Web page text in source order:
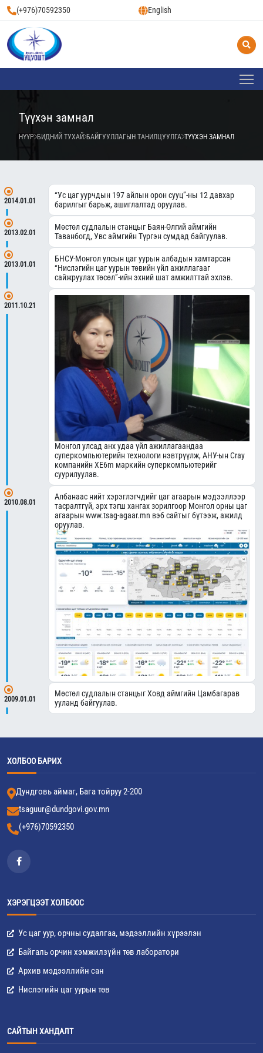
(+976)70592350 English
Түүхэн замнал
НҮҮР БИДНИЙ ТУХАЙ БАЙГУУЛЛАГЫН ТАНИЛЦУУЛГА ТҮҮХЭН ЗАМНАЛ
2014.01.01
“Ус цаг уурчдын 197 айлын орон сууц”-ны 12 давхар
барилгыг барьж, ашиглалтад оруулав.
2013.02.01
Мөстөл судлалын станцыг Баян-Өлгий аймгийн
Таванбогд, Увс аймгийн Түргэн сумдад байгуулав.
2013.01.01
БНСУ-Монгол улсын цаг уурын албадын хамтарсан
“Нислэгийн цаг уурын төвийн үйл ажиллагааг
сайжруулах төсөл”-ийн эхний шат амжилттай эхлэв.
2011.10.21
Монгол улсад анх удаа үйл ажиллагаандаа
суперкомпьютерийн технологи нэвтрүүлж, АНУ-ын Cray
компанийн XE6m маркийн суперкомпьютерийг
суурилуулав.
2010.08.01
Албанаас нийт хэрэглэгчдийг цаг агаарын мэдээллээр
тасралтгүй, эрх тэгш хангах зорилгоор Монгол орны цаг
агаарын www.tsag-agaar.mn вэб сайтыг бүтээж, ажилд
оруулав.
2009.01.01
Мөстөл судлалын станцыг Ховд аймгийн Цамбагарав
ууланд байгуулав.
ХОЛБОО БАРИХ
Дундговь аймаг, Бага тойруу 2-200
tsaguur@dundgovi.gov.mn
(+976)70592350
ХЭРЭГЦЭЭТ ХОЛБООС
Ус цаг уур, орчны судалгаа, мэдээллийн хүрээлэн
Байгаль орчин хэмжилзүйн төв лаборатори
Архив мэдээллийн сан
Нислэгийн цаг уурын төв
САЙТЫН ХАНДАЛТ